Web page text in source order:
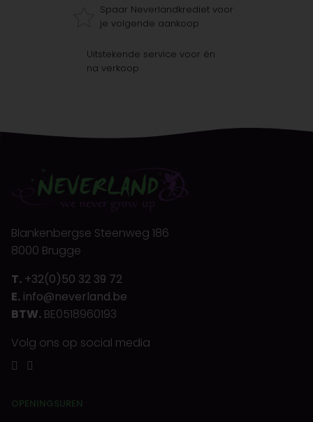
Spaar Neverlandkrediet voor
je volgende aankoop
Uitstekende service voor én
na verkoop
Blankenbergse Steenweg 186
8000 Brugge
T. +32(0)50 32 39 72
E. info@neverland.be
BTW. BE0518960193
Volg ons op social media
OPENINGSUREN